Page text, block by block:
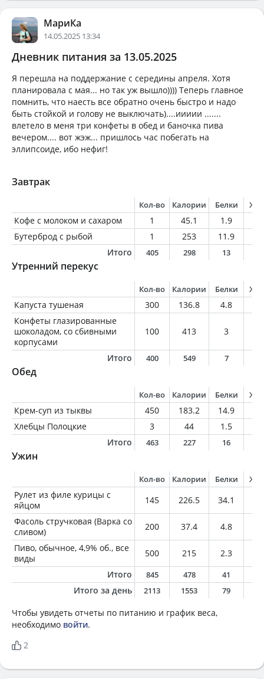
МариКа
14.05.2025 13:34
Дневник питания за 13.05.2025
Я перешла на поддержание с середины апреля. Хотя
планировала с мая... но так уж вышло)))) Теперь главное
помнить, что наесть все обратно очень быстро и надо
быть стойкой и голову не выключать)....иииии .......
влетело в меня три конфеты в обед и баночка пива
вечером.... вот жэж... пришлось час побегать на
эллипсоиде, ибо нефиг!
Завтрак
Кол-во Калории Белки
Кофе с молоком и сахаром 1 45.1 1.9
Бутерброд с рыбой
1 253 11.9
Итого
405 298 13
Утренний перекус
Кол-во Калории Белки
Капуста тушеная 300 136.8 4.8
Конфеты глазированные
шоколадом, со сбивными
корпусами
100 413 3
Итого 400 549 7
Обед
Кол-во Калории Белки
Крем-суп из тыквы 450 183.2 14.9
Хлебцы Полоцкие
3 44 1.5
Итого
463 227 16
Ужин
Кол-во Калории Белки
Рулет из филе курицы с
яйцом
145 226.5 34.1
Фасоль стручковая (Варка со
сливом)
200 37.4 4.8
Пиво, обычное, 4,9% об., все
виды
500 215 2.3
Итого
845 478 41
Итого за день 2113 1553 79
Чтобы увидеть отчеты по питанию и график веса,
необходимо войти.
2